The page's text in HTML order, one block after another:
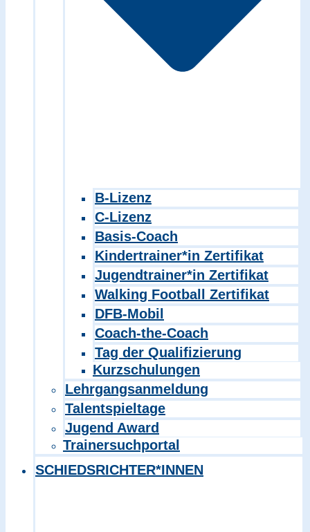
B-Lizenz
C-Lizenz
Basis-Coach
Kindertrainer*in Zertifikat
Jugendtrainer*in Zertifikat
Walking Football Zertifikat
DFB-Mobil
Coach-the-Coach
Tag der Qualifizierung
Kurzschulungen
Lehrgangsanmeldung
Talentspieltage
Jugend Award
Trainersuchportal
SCHIEDSRICHTER*INNEN